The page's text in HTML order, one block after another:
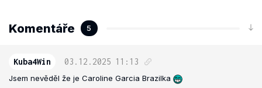
Komentáře 5
Kuba4Win 03.12.2025 11:13
Jsem nevěděl že je Caroline Garcia Brazilka